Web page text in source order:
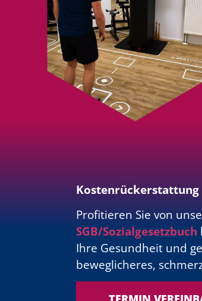
Kostenrückerstattung
Profitieren Sie von
SGB/Sozialgesetzbuch
Ihre Gesundheit und
beweglicheres,